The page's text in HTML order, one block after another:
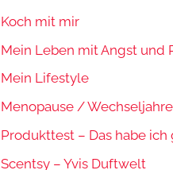
Koch mit mir
Mein Leben mit Angst und
Mein Lifestyle
Menopause / Wechseljahre
Produkttest – Das habe
Scentsy – Yvis Duftwelt